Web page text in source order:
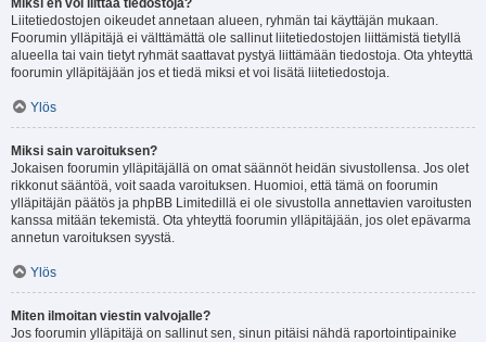
Miksi en voi liittää tiedostoja?
Liitetiedostojen oikeudet annetaan alueen, ryhmän tai käyttäjän mukaan.
Foorumin ylläpitäjä ei välttämättä ole sallinut liitetiedostojen liittämistä tietyllä
alueella tai vain tietyt ryhmät saattavat pystyä liittämään tiedostoja. Ota yhteyttä
foorumin ylläpitäjään jos et tiedä miksi et voi lisätä liitetiedostoja.
Ylös
Miksi sain varoituksen?
Jokaisen foorumin ylläpitäjällä on omat säännöt heidän sivustollensa. Jos olet
rikkonut sääntöä, voit saada varoituksen. Huomioi, että tämä on foorumin
ylläpitäjän päätös ja phpBB Limitedillä ei ole sivustolla annettavien varoitusten
kanssa mitään tekemistä. Ota yhteyttä foorumin ylläpitäjään, jos olet epävarma
annetun varoituksen syystä.
Ylös
Miten ilmoitan viestin valvojalle?
Jos foorumin ylläpitäjä on sallinut sen, sinun pitäisi nähdä raportointipainike